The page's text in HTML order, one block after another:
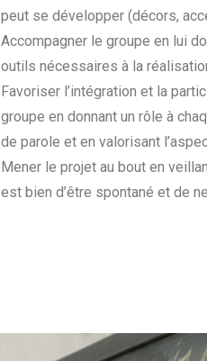
peut se développer (décors,
Accompagner le groupe en lui
outils nécessaires à la
Favoriser l’intégration et la
groupe en donnant un rôle à
de parole et en valorisant
Mener le projet au bout en
est bien d’être spontané et de